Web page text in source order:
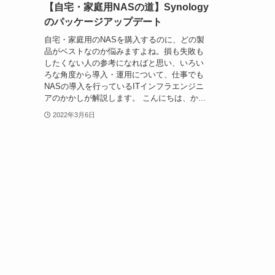
【自宅・家庭用NASの道】Synology
のパッケージアップデート
自宅・家庭用のNASを購入するのに、どの製
品がベストなのか悩みますよね。損も失敗も
したくない人の参考になればと思い、いろい
ろな角度から導入・運用について、仕事でも
NASの導入を行っているITインフラエンジニ
アのかかしが解説します。 こんにちは、か...
2022年3月6日